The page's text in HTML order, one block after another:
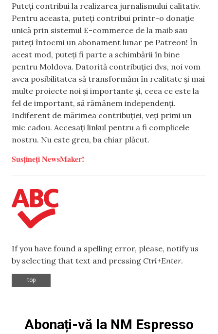
Puteți contribui la realizarea jurnalismului calitativ.
Pentru aceasta, puteți contribui printr-o donație
unică prin sistemul E-commerce de la maib sau
puteți întocmi un abonament lunar pe Patreon! În
acest mod, puteți fi parte a schimbării în bine
pentru Moldova. Datorită contribuției dvs, noi vom
avea posibilitatea să transformăm în realitate și mai
multe proiecte noi și importante și, ceea ce este la
fel de important, să rămânem independenți.
Indiferent de mărimea contribuției, veți primi un
mic cadou. Accesați linkul pentru a fi complicele
nostru. Nu este greu, ba chiar plăcut.
Susțineți NewsMaker!
If you have found a spelling error, please, notify us
by selecting that text and pressing Ctrl+Enter.
top
Abonați-vă la NM Espresso